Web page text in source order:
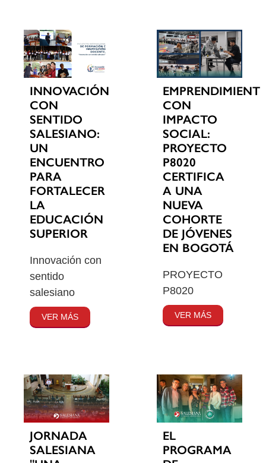
INNOVACIÓN
CON
SENTIDO
SALESIANO:
UN
ENCUENTRO
PARA
FORTALECER
LA
EDUCACIÓN
SUPERIOR
Innovación con
sentido
salesiano
VER MÁS
CON
IMPACTO
SOCIAL:
PROYECTO
P8020
CERTIFICA
A UNA
NUEVA
COHORTE
DE JÓVENES
EN BOGOTÁ
PROYECTO
P8020
VER MÁS
JORNADA
SALESIANA
EL
PROGRAMA